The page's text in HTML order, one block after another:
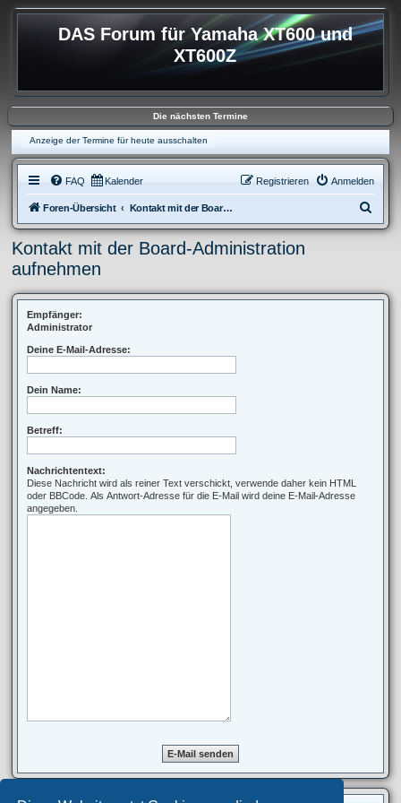
DAS Forum für Yamaha XT600 und
XT600Z
Die nächsten Termine
Anzeige der Termine für heute ausschalten
FAQ Kalender Anmelden
Registrieren
Foren-Übersicht Kontakt mit der Board-Administration aufnehmen
u
e
Kontakt mit der Board-Administration
aufnehmen
Empfänger:
Administrator
Deine E-Mail-Adresse:
Dein Name:
Betreff:
Nachrichtentext:
Diese Nachricht wird als reiner Text verschickt, verwende daher kein HTML
oder BBCode. Als Antwort-Adresse für die E-Mail wird deine E-Mail-Adresse
angegeben.